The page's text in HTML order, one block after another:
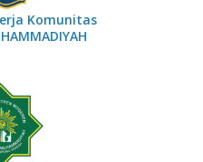
Komunitas